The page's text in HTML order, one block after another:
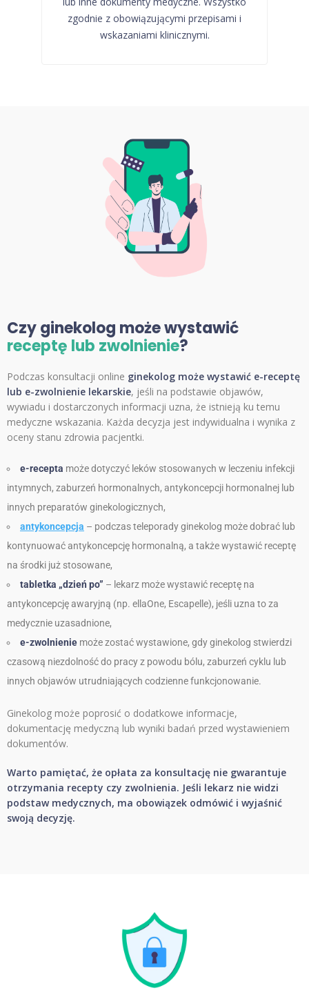
zgodnie z obowiązującymi przepisami i
wskazaniami klinicznymi.
Czy ginekolog może wystawić
receptę lub zwolnienie?
Podczas konsultacji online ginekolog może wystawić e-receptę
lub e-zwolnienie lekarskie, jeśli na podstawie objawów,
wywiadu i dostarczonych informacji uzna, że istnieją ku temu
medyczne wskazania. Każda decyzja jest indywidualna i wynika z
oceny stanu zdrowia pacjentki.
e-recepta może dotyczyć leków stosowanych w leczeniu infekcji
intymnych, zaburzeń hormonalnych, antykoncepcji hormonalnej lub
innych preparatów ginekologicznych,
antykoncepcja – podczas teleporady ginekolog może dobrać lub
kontynuować antykoncepcję hormonalną, a także wystawić receptę
na środki już stosowane,
tabletka „dzień po” – lekarz może wystawić receptę na
antykoncepcję awaryjną (np. ellaOne, Escapelle), jeśli uzna to za
medycznie uzasadnione,
e-zwolnienie może zostać wystawione, gdy ginekolog stwierdzi
czasową niezdolność do pracy z powodu bólu, zaburzeń cyklu lub
innych objawów utrudniających codzienne funkcjonowanie.
Ginekolog może poprosić o dodatkowe informacje,
dokumentację medyczną lub wyniki badań przed wystawieniem
dokumentów.
Warto pamiętać, że opłata za konsultację nie gwarantuje
otrzymania recepty czy zwolnienia. Jeśli lekarz nie widzi
podstaw medycznych, ma obowiązek odmówić i wyjaśnić
swoją decyzję.